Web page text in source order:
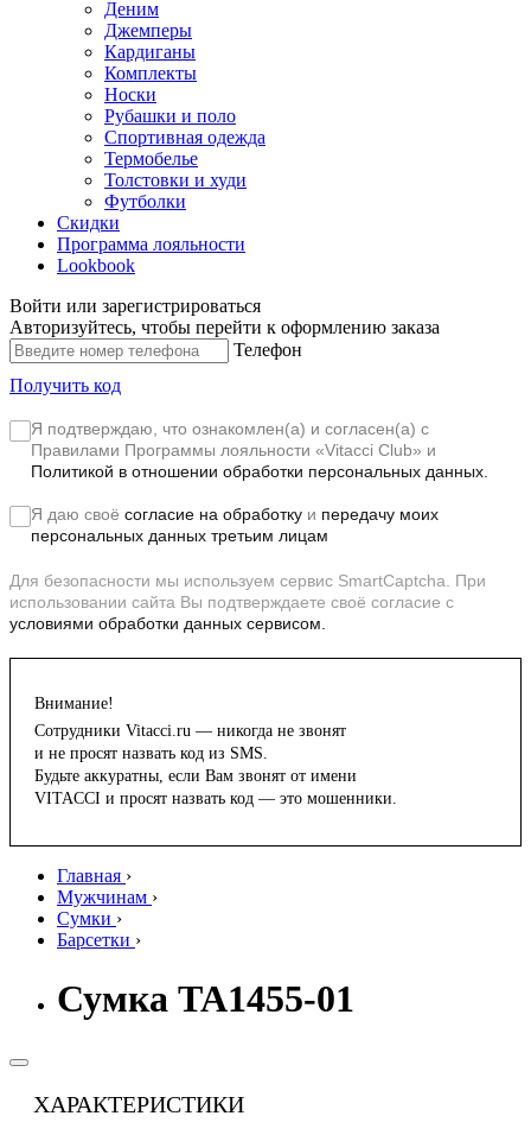
Деним
Джемперы
Кардиганы
Комплекты
Носки
Рубашки и поло
Спортивная одежда
Термобелье
Толстовки и худи
Футболки
Скидки
Программа лояльности
Lookbook
Войти или зарегистрироваться
Авторизуйтесь, чтобы перейти к оформлению заказа
Телефон
Получить код
Я подтверждаю, что ознакомлен(а) и согласен(а) с
Правилами Программы лояльности «Vitacci Club» и
Политикой в отношении обработки персональных данных.
Я даю своё согласие на обработку и передачу моих
персональных данных третьим лицам
Для безопасности мы используем сервис SmartCaptcha. При
использовании сайта Вы подтверждаете своё согласие с
условиями обработки данных сервисом.
Внимание!
Сотрудники Vitacci.ru — никогда не звонят
и не просят назвать код из SMS.
Будьте аккуратны, если Вам звонят от имени
VITACCI и просят назвать код — это мошенники.
Главная ›
Мужчинам ›
Сумки ›
Барсетки ›
Сумка TA1455-01
ХАРАКТЕРИСТИКИ